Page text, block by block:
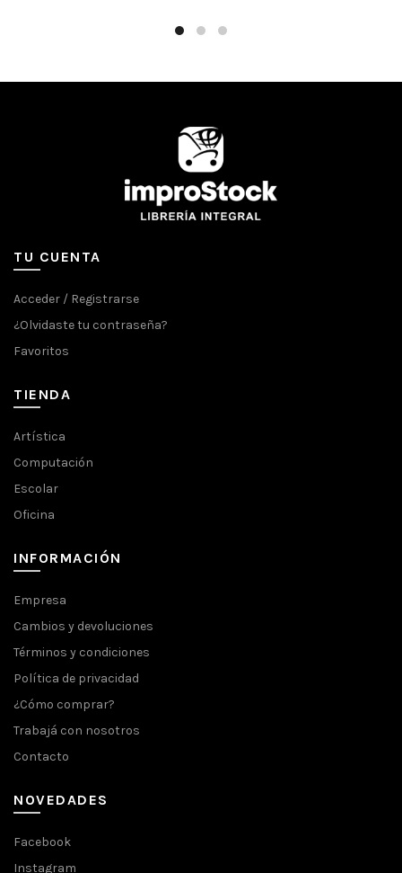
TU CUENTA
Acceder / Registrarse
¿Olvidaste tu contraseña?
Favoritos
TIENDA
Artística
Computación
Escolar
Oficina
INFORMACIÓN
Empresa
Cambios y devoluciones
Términos y condiciones
Política de privacidad
¿Cómo comprar?
Trabajá con nosotros
Contacto
NOVEDADES
Facebook
Instagram